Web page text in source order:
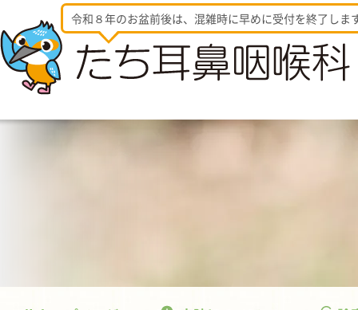
令和８年のお盆前後は、混雑時に早めに受付を終了しま